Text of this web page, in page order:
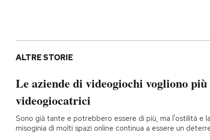
ALTRE STORIE
Le aziende di videogiochi vogliono più
videogiocatrici
Sono già tante e potrebbero essere di più, ma l'ostilità e la
misoginia di molti spazi online continua a essere un